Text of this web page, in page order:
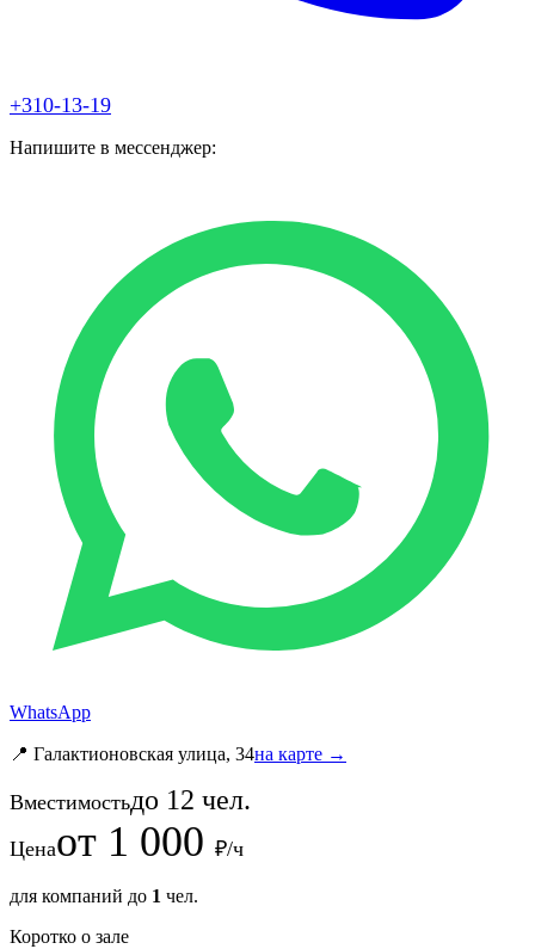
+310-13-19
Напишите в мессенджер:
WhatsApp
📍 Галактионовская улица, 34на карте →
Вместимостьдо 12 чел.
Ценаот 1 000 ₽/ч
для компаний до 1 чел.
Коротко о зале